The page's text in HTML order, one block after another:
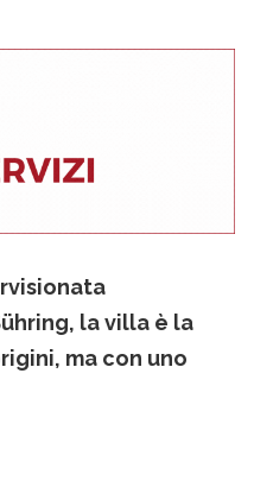
la villa è la
ma con uno